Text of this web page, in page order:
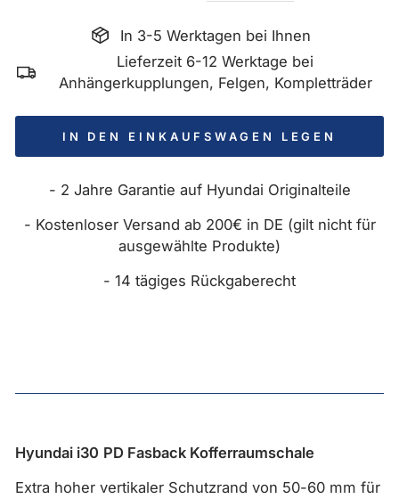
In 3-5 Werktagen bei Ihnen
Lieferzeit 6-12 Werktage bei
Anhängerkupplungen, Felgen, Kompletträder
IN DEN EINKAUFSWAGEN LEGEN
- 2 Jahre Garantie auf Hyundai Originalteile
- Kostenloser Versand ab 200€ in DE (gilt nicht für
ausgewählte Produkte)
- 14 tägiges Rückgaberecht
Hyundai i30 PD Fasback Kofferraumschale
Extra hoher vertikaler Schutzrand von 50-60 mm für